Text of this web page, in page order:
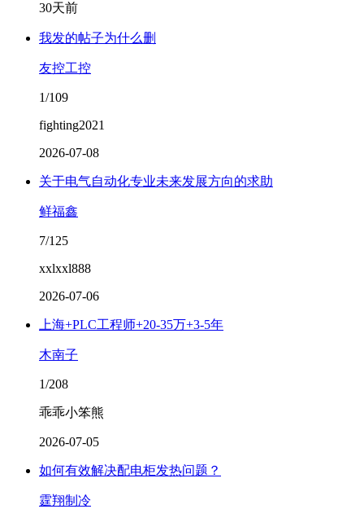
30天前
我发的帖子为什么删
友控工控
1/109
fighting2021
2026-07-08
关于电气自动化专业未来发展方向的求助
鲜福鑫
7/125
xxlxxl888
2026-07-06
上海+PLC工程师+20-35万+3-5年
木南子
1/208
乖乖小笨熊
2026-07-05
如何有效解决配电柜发热问题？
霆翔制冷